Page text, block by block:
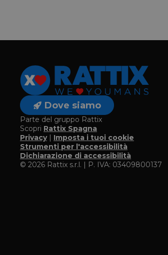
Dove siamo
Parte del gruppo Rattix
Scopri Rattix Spagna
Privacy| Imposta i tuoi cookie
Strumenti per l'accessibilità
Dichiarazione di accessibilità
© 2026 Rattix s.r.l. | P. IVA: 03409800137